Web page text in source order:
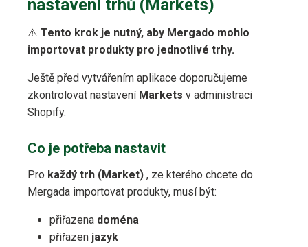
nastavení trhů (Markets)
⚠️ Tento krok je nutný, aby Mergado mohlo
importovat produkty pro jednotlivé trhy.
Ještě před vytvářením aplikace doporučujeme
zkontrolovat nastavení Markets v administraci
Shopify.
Co je potřeba nastavit
Pro každý trh (Market) , ze kterého chcete do
Mergada importovat produkty, musí být:
přiřazena doména
přiřazen jazyk